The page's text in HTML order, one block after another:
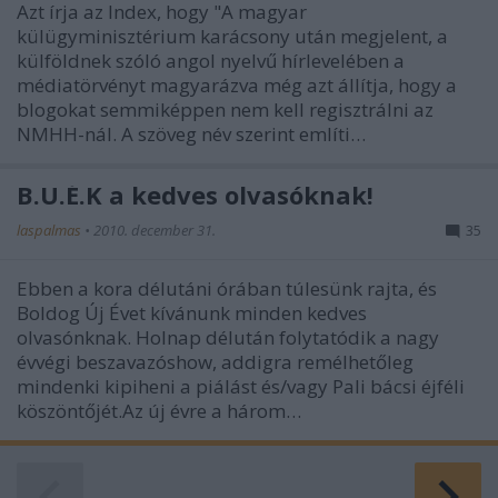
Azt írja az Index, hogy "A magyar
külügyminisztérium karácsony után megjelent, a
külföldnek szóló angol nyelvű hírlevelében a
médiatörvényt magyarázva még azt állítja, hogy a
blogokat semmiképpen nem kell regisztrálni az
NMHH-nál. A szöveg név szerint említi…
B.Ú.É.K a kedves olvasóknak!
laspalmas • 2010. december 31. 35
Ebben a kora délutáni órában túlesünk rajta, és
Boldog Új Évet kívánunk minden kedves
olvasónknak. Holnap délután folytatódik a nagy
évvégi beszavazóshow, addigra remélhetőleg
mindenki kipiheni a piálást és/vagy Pali bácsi éjféli
köszöntőjét.Az új évre a három…